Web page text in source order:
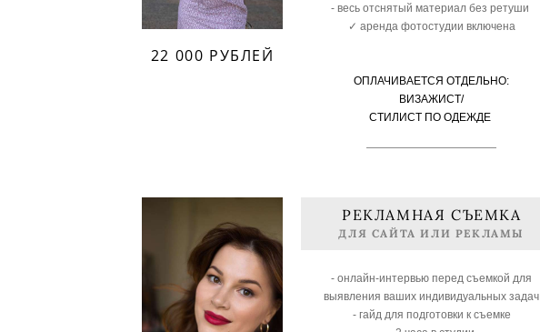
22 000 РУБЛЕЙ
- весь отснятый материал без ретуши
✓ аренда фотостудии включена
ОПЛАЧИВАЕТСЯ ОТДЕЛЬНО:
ВИЗАЖИСТ/
СТИЛИСТ ПО ОДЕЖДЕ
РЕКЛАМНАЯ СЪЕМКА
ДЛЯ САЙТА ИЛИ РЕКЛАМЫ
- онлайн-интервью перед съемкой для
выявления ваших индивидуальных задач
- гайд для подготовки к съемке